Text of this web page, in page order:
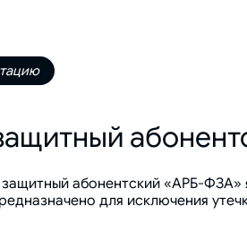
абонентский «АРБ-ФЗА»
для исключения